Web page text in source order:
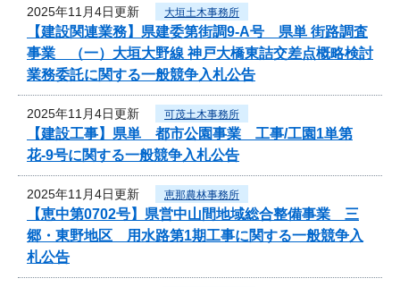
2025年11月4日更新 大垣土木事務所
【建設関連業務】県建委第街調9-A号 県単 街路調査
事業 （一）大垣大野線 神戸大橋東詰交差点概略検討
業務委託に関する一般競争入札公告
2025年11月4日更新 可茂土木事務所
【建設工事】県単 都市公園事業 工事/工園1単第
花-9号に関する一般競争入札公告
2025年11月4日更新 恵那農林事務所
【恵中第0702号】県営中山間地域総合整備事業 三
郷・東野地区 用水路第1期工事に関する一般競争入
札公告